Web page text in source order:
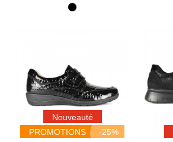
Nouveauté
PROMOTIONS
-25%